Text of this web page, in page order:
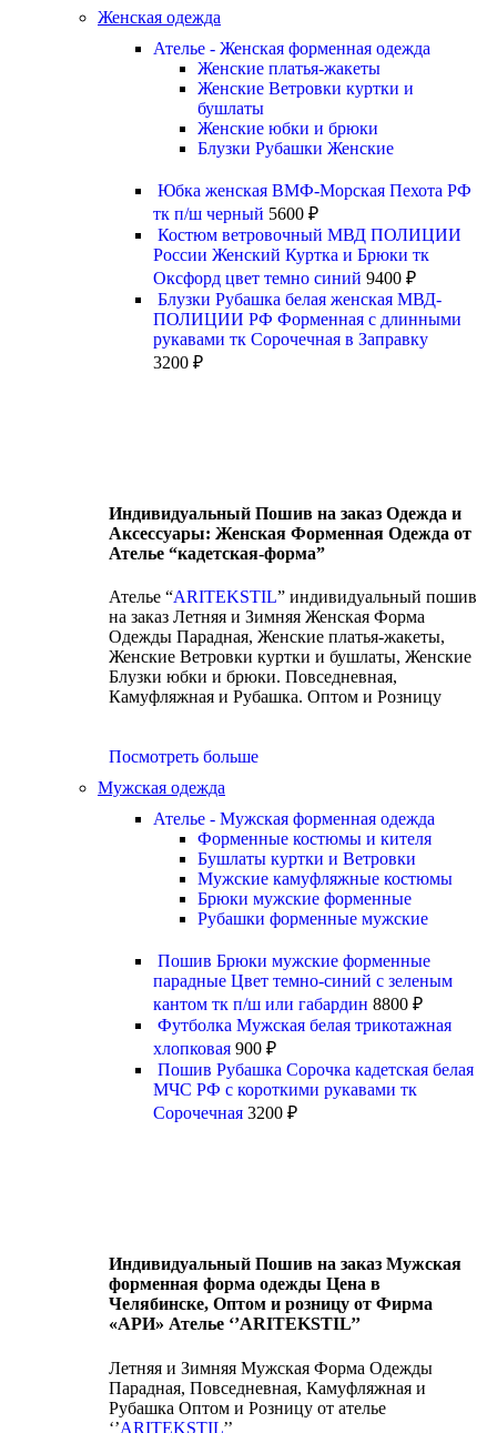
Женская одежда
Ателье - Женская форменная одежда
Женские платья-жакеты
Женские Ветровки куртки и
бушлаты
Женские юбки и брюки
Блузки Рубашки Женские
Юбка женская ВМФ-Морская Пехота РФ
тк п/ш черный 5600 ₽
Костюм ветровочный МВД ПОЛИЦИИ
России Женский Куртка и Брюки тк
Оксфорд цвет темно синий 9400 ₽
Блузки Рубашка белая женская МВД-
ПОЛИЦИИ РФ Форменная с длинными
рукавами тк Сорочечная в Заправку
3200 ₽
Индивидуальный Пошив на заказ Одежда и
Аксессуары: Женская Форменная Одежда от
Ателье “кадетская-форма”
Ателье “ARITEKSTIL” индивидуальный пошив
на заказ Летняя и Зимняя Женская Форма
Одежды Парадная, Женские платья-жакеты,
Женские Ветровки куртки и бушлаты, Женские
Блузки юбки и брюки. Повседневная,
Камуфляжная и Рубашка. Оптом и Розницу
Посмотреть больше
Мужская одежда
Ателье - Мужская форменная одежда
Форменные костюмы и кителя
Бушлаты куртки и Ветровки
Мужские камуфляжные костюмы
Брюки мужские форменные
Рубашки форменные мужские
Пошив Брюки мужские форменные
парадные Цвет темно-синий с зеленым
кантом тк п/ш или габардин 8800 ₽
Футболка Мужская белая трикотажная
хлопковая 900 ₽
Пошив Рубашка Сорочка кадетская белая
МЧС РФ с короткими рукавами тк
Сорочечная 3200 ₽
Индивидуальный Пошив на заказ Мужская
форменная форма одежды Цена в
Челябинске, Оптом и розницу от Фирма
«АРИ» Ателье ‘’ARITEKSTIL’’
Летняя и Зимняя Мужская Форма Одежды
Парадная, Повседневная, Камуфляжная и
Рубашка Оптом и Розницу от ателье
‘’ARITEKSTIL’’